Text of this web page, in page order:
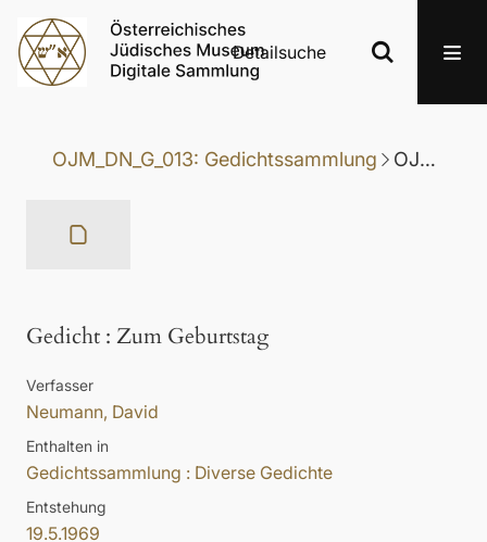
Detailsuche
OJM_DN_G_013: Gedichtssammlung OJM_DN_G_013-069: Gedicht
Gedicht : Zum Geburtstag
Verfasser
Neumann, David
Enthalten in
Gedichtssammlung : Diverse Gedichte
Entstehung
19.5.1969